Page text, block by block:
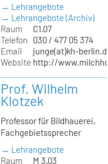
→ Lehrangebote
→ Lehrangebote (Archiv)
Raum
C1.07
Telefon
030 / 477 05 374
Email
junge(at)kh-
Website http://
Prof. Wilhelm
Klotzek
Professor für Bildhauerei,
Fachgebietssprecher
→ Lehrangebote
Raum
M 3.03